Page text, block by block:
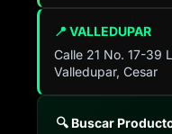
📍 VALLEDUPAR
Calle 21 No. 17-39
Valledupar, Cesar
🔍 Buscar